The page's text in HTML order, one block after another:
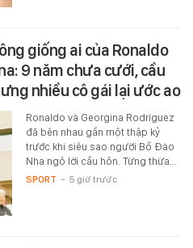
giống ai của Ronaldo
9 năm chưa cưới, cầu
nhiều cô gái lại ước ao
Ronaldo và Georgina Rodríguez
đã bên nhau gần một thập kỷ
trước khi siêu sao người Bồ Đào
Nha ngỏ lời cầu hôn. Từng thừa…
SPORT - 5 giờ trước